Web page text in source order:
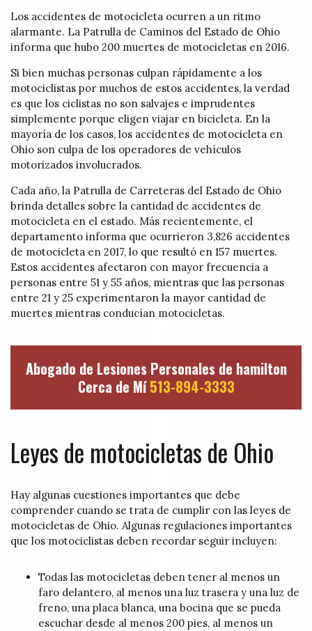
Los accidentes de motocicleta ocurren a un ritmo
alarmante. La Patrulla de Caminos del Estado de Ohio
informa que hubo 200 muertes de motocicletas en 2016.
Si bien muchas personas culpan rápidamente a los
motociclistas por muchos de estos accidentes, la verdad
es que los ciclistas no son salvajes e imprudentes
simplemente porque eligen viajar en bicicleta. En la
mayoría de los casos, los accidentes de motocicleta en
Ohio son culpa de los operadores de vehículos
motorizados involucrados.
Cada año, la Patrulla de Carreteras del Estado de Ohio
brinda detalles sobre la cantidad de accidentes de
motocicleta en el estado. Más recientemente, el
departamento informa que ocurrieron 3,826 accidentes
de motocicleta en 2017, lo que resultó en 157 muertes.
Estos accidentes afectaron con mayor frecuencia a
personas entre 51 y 55 años, mientras que las personas
entre 21 y 25 experimentaron la mayor cantidad de
muertes mientras conducían motocicletas.
Abogado de Lesiones Personales de hamilton
Cerca de Mí513-894-3333
Leyes de motocicletas de Ohio
Hay algunas cuestiones importantes que debe
comprender cuando se trata de cumplir con las leyes de
motocicletas de Ohio. Algunas regulaciones importantes
que los motociclistas deben recordar seguir incluyen:
Todas las motocicletas deben tener al menos un
faro delantero, al menos una luz trasera y una luz de
freno, una placa blanca, una bocina que se pueda
escuchar desde al menos 200 pies, al menos un